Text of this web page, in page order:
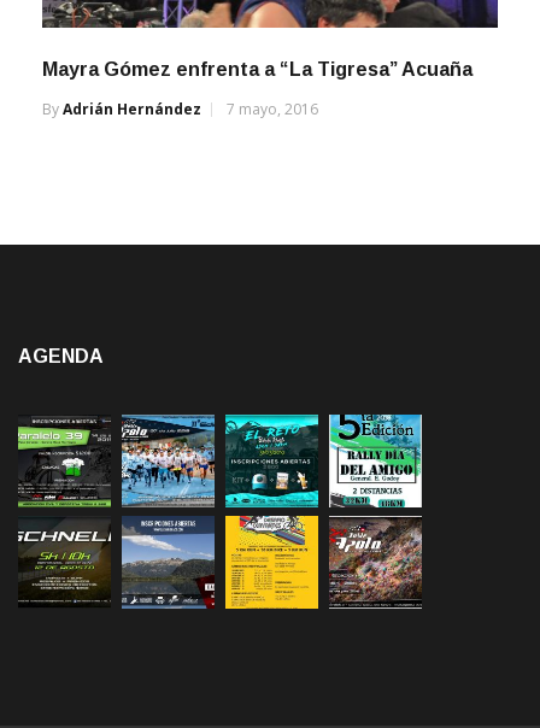
Mayra Gómez enfrenta a “La Tigresa” Acuaña
ByAdrián Hernández 7 mayo, 2016
AGENDA